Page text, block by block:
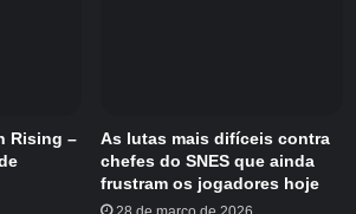
Rising –
As lutas mais difíceis contra
chefes do SNES que ainda
frustram os jogadores hoje